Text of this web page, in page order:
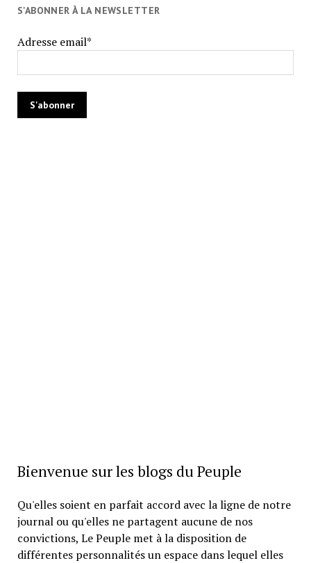
S'ABONNER À LA NEWSLETTER
Adresse email*
Bienvenue sur les blogs du Peuple
Qu'elles soient en parfait accord avec la ligne de notre
journal ou qu'elles ne partagent aucune de nos
convictions, Le Peuple met à la disposition de
différentes personnalités un espace dans lequel elles